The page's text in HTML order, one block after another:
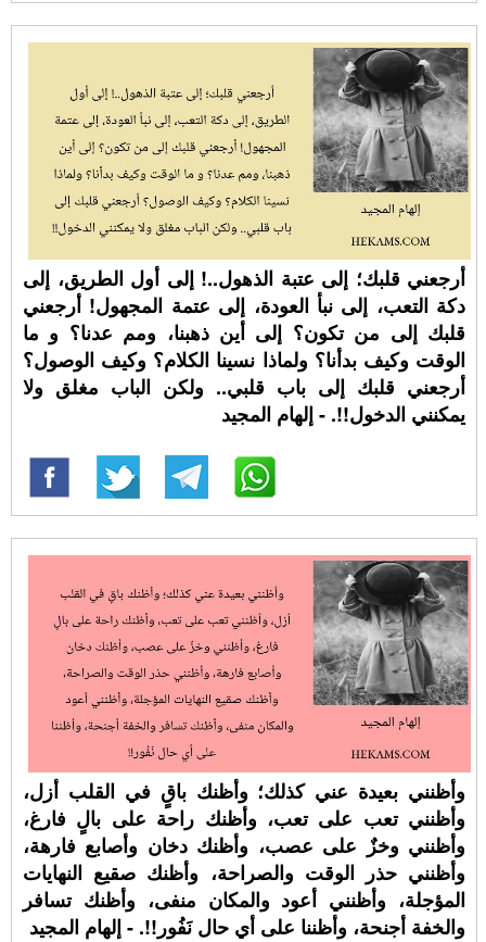
أرجعني قلبك؛ إلى عتبة الذهول..! إلى أول الطريق، إلى
دكة التعب، إلى نبأ العودة، إلى عتمة المجهول! أرجعني
قلبك إلى من تكون؟ إلى أين ذهبنا، ومم عدنا؟ و ما
الوقت وكيف بدأنا؟ ولماذا نسينا الكلام؟ وكيف الوصول؟
أرجعني قلبك إلى باب قلبي.. ولكن الباب مغلق ولا
يمكنني الدخول!!. - إلهام المجيد
وأظنني بعيدة عني كذلك؛ وأظنك باقٍ في القلب أزل،
وأظنني تعب على تعب، وأظنك راحة على بالٍ فارغ،
وأظنني وخزٌ على عصب، وأظنك دخان وأصابع فارهة،
وأظنني حذر الوقت والصراحة، وأظنك صقيع النهايات
المؤجلة، وأظنني أعود والمكان منفى، وأظنك تسافر
والخفة أجنحة، وأظننا على أي حال نَفُور!!. - إلهام المجيد